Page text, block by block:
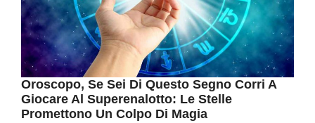
Oroscopo, Se Sei Di Questo Segno Corri A
Giocare Al Superenalotto: Le Stelle
Promettono Un Colpo Di Magia